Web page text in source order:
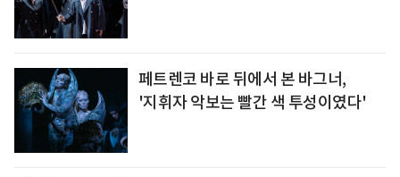
페트렌코 바로 뒤에서 본 바그너,
'지휘자 악보는 빨간 색 투성이였다'